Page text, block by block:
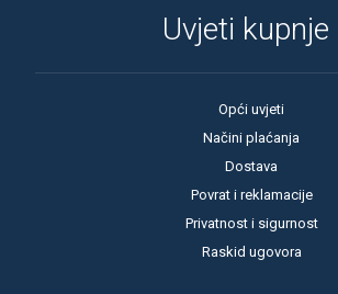
Uvjeti kupnje
Opći uvjeti
Načini plaćanja
Dostava
Povrat i reklamacije
Privatnost i sigurnost
Raskid ugovora